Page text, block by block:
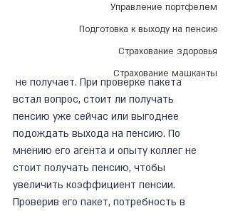
Управление портфелем
Подготовка к выходу на пенсию
Страхование здоровья
Страхование машканты
встал вопрос, стоит ли получать
пенсию уже сейчас или выгоднее
подождать выхода на пенсию. По
мнению его агента и опыту коллег не
стоит получать пенсию, чтобы
увеличить коэффициент пенсии.
Проверив его пакет, потребность в